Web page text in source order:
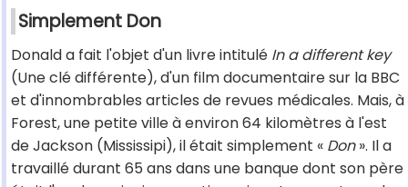
Simplement Don
Donald a fait l'objet d'un livre intitulé In a different key
(Une clé différente), d'un film documentaire sur la BBC
et d'innombrables articles de revues médicales. Mais, à
Forest, une petite ville à environ 64 kilomètres à l'est
de Jackson (Mississipi), il était simplement « Don». Il a
travaillé durant 65 ans dans une banque dont son père